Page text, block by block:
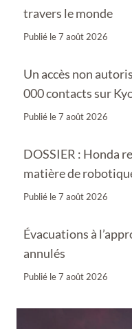
travers le monde
Publié le7 août 2026
Un accès non
000 contacts sur
Publié le7 août 2026
DOSSIER : Honda
matière de
Publié le7 août 2026
Évacuations à
annulés
Publié le7 août 2026